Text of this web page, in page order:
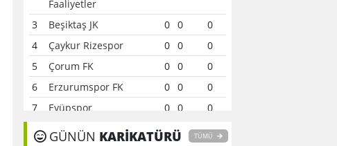
Faaliyetler
3 Beşiktaş JK 0 0
0
4
Çaykur Rizespor 0 0
0
5
Çorum FK 0 0
0
6
Erzurumspor FK 0 0
0
7
Eyüpspor 0 0
0
8
Fenerbahçe 0
0
GÜNÜN KARİKATÜRÜ TÜMÜ